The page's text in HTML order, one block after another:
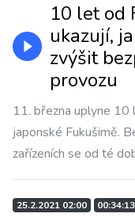
10 let od
ukazují,
zvýšit
provozu
11. března uplyne
japonské Fukušimě.
zařízeních se od té
25.2.2021 02:00 00:34:13